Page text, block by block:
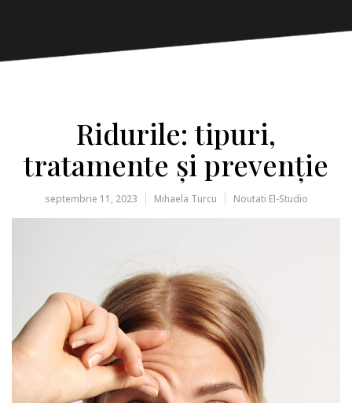
Ridurile: tipuri,
tratamente și prevenție
septembrie 11, 2023 Mihaela Turcu Noutati El-Studio